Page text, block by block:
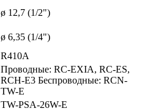
ø 12,7 (1/2")
ø 6,35 (1/4")
R410A
Проводные: RC-EXIA, RC-ES,
RCH-E3 Беспроводные: RCN-
TW-E
TW-PSA-26W-E